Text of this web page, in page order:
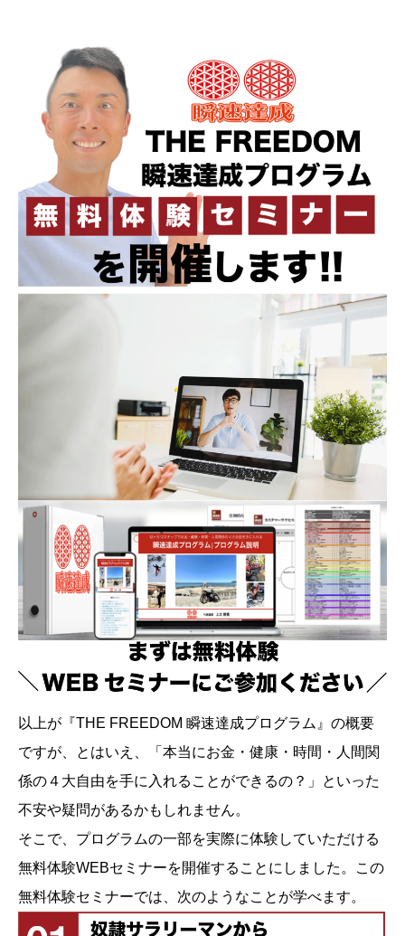
以上が『THE FREEDOM 瞬速達成プログラム』の概要
ですが、とはいえ、「本当にお金・健康・時間・人間関
係の４大自由を手に入れることができるの？」といった
不安や疑問があるかもしれません。
そこで、プログラムの一部を実際に体験していただける
無料体験WEBセミナーを開催することにしました。この
無料体験セミナーでは、次のようなことが学べます。